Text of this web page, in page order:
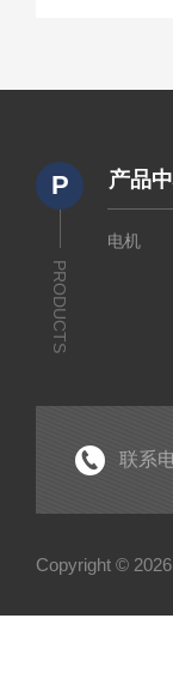
P
PRODUCTS
产品
电机
联系
Copyright ©